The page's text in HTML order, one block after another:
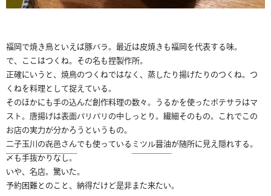
福岡で焼き鳥といえば豚バラ。最近は皮焼きも福岡を代表する味。
で、ここはつくね。その名も捏製作所。
正確にいうと、焼鳥のつくねではなく、蒸したり揚げたりのつくね。つ
くねを料理として捉えている。
そのほかにも手の込んだ創作料理の数々。うるかを使ったポテサラはマ
スト。唐揚げは表面パリパリの中しっとり。繊細そのもの。これでこの
お店の実力が分かろうというもの。
二子玉川の㐂邑さんでも使っているミツル醤油が随所に見え隠れする。
〆も手抜かりなし。
いや、名店。驚いた。
予約困難とのこと、納得だけど是非また来たい。